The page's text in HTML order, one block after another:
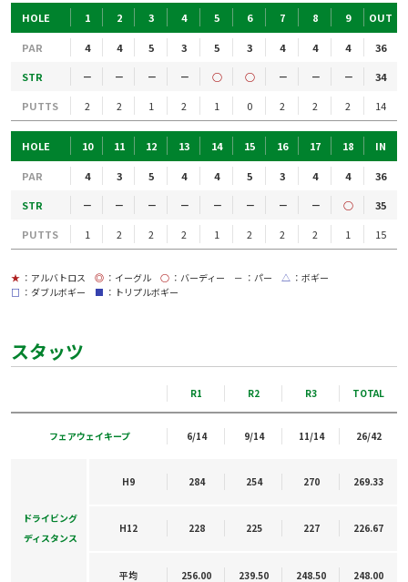
HOLE 1 2 3 4 5 6 7 8 9 OUT
PAR 4 4 5 3 5 3 4 4 4
36
STR
－ － － － ○ ○ － － －
34
PUTTS
2 2 1 2 1 0 2 2 2 14
HOLE 10 11 12 13 14 15 16 17 18 IN
PAR 4 3 5 4 4 5 3 4 4
36
STR
－ － － － － － － － ○
35
PUTTS
1 2 2 2 1 2 2 2 1 15
★ ：アルバトロス ◎ ：イーグル ○ ：バーディー － ：パー △ ：ボギー
□ ：ダブルボギー ■ ：トリプルボギー
スタッツ
R1 R2 R3 TOTAL
フェアウェイキープ 6/14 9/14 11/14 26/42
ドライビング
ディスタンス
H9 284 254 270 269.33
H12 228 225 227 226.67
平均 256.00 239.50 248.50 248.00